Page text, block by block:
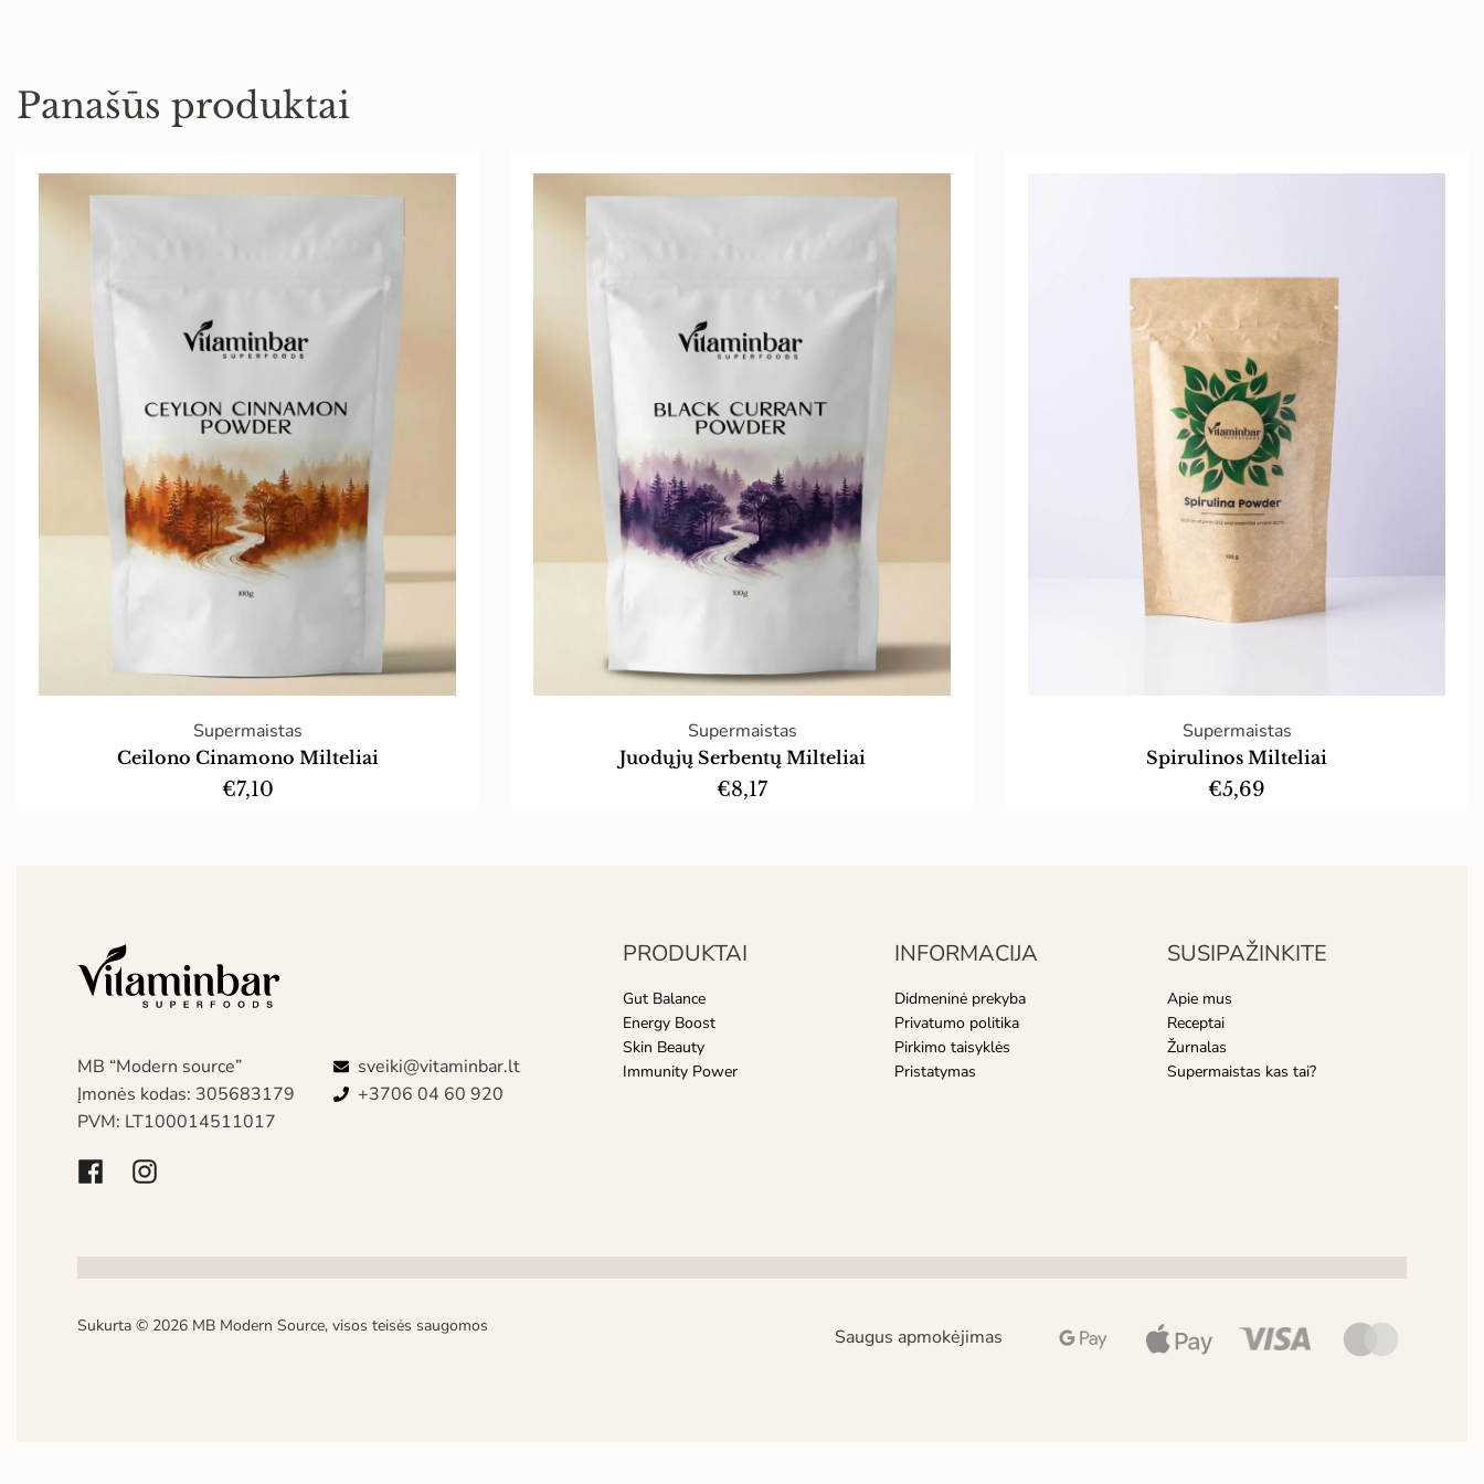
Panašūs produktai
Supermaistas
Ceilono Cinamono Milteliai
€7,10
Supermaistas
Juodųjų Serbentų Milteliai
€8,17
Supermaistas
Spirulinos Milteliai
€5,69
MB “Modern source”
Įmonės kodas: 305683179
PVM: LT100014511017
sveiki@vitaminbar.lt
+3706 04 60 920
PRODUKTAI
Gut Balance
Energy Boost
Skin Beauty
Immunity Power
INFORMACIJA
Didmeninė prekyba
Privatumo politika
Pirkimo taisyklės
Pristatymas
SUSIPAŽINKITE​
Apie mus
Receptai
Žurnalas
Supermaistas kas tai?
Sukurta © 2026 MB Modern Source, visos teisės saugomos Saugus apmokėjimas